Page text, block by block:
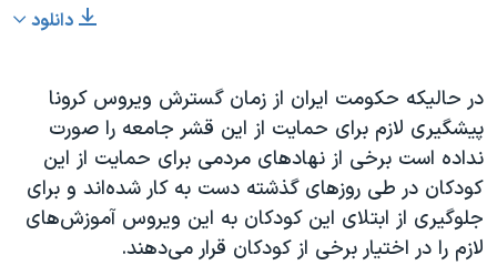
دانلود
در حالیکه حکومت ایران از زمان گسترش ویروس کرونا
پیشگیری لازم برای حمایت از این قشر جامعه را صورت
نداده است برخی از نهادهای مردمی برای حمایت از این
کودکان در طی روزهای گذشته دست به کار شده‌اند و برای
جلوگیری از ابتلای این کودکان به این ویروس آموزش‌های
لازم را در اختیار برخی از کودکان قرار می‌دهند.